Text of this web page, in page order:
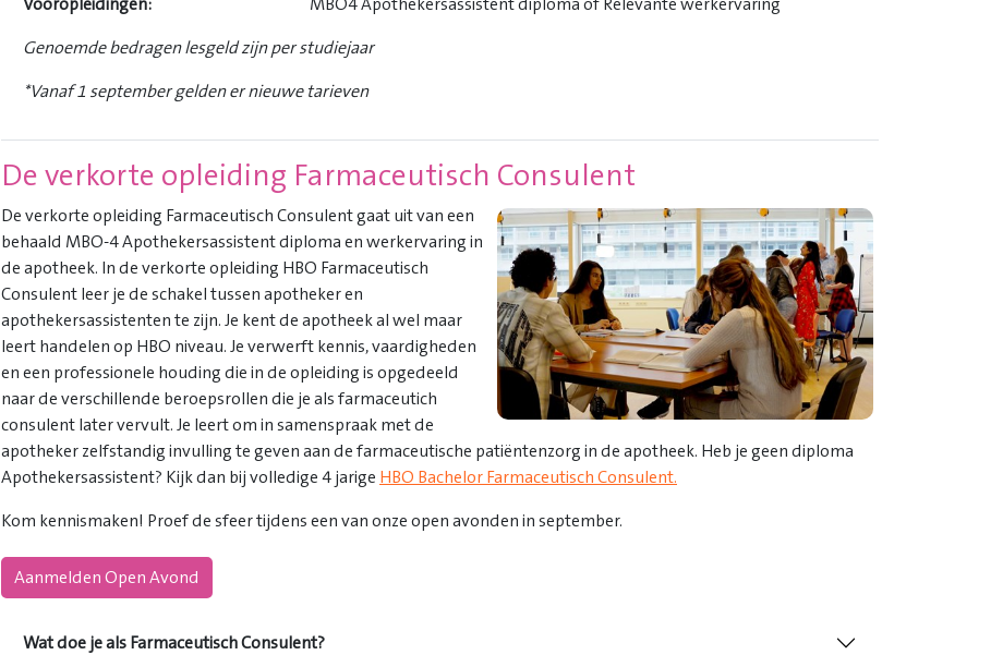
Vooropleidingen:
MBO4 Apothekersassistent diploma of Relevante werkervaring
Genoemde bedragen lesgeld zijn per studiejaar
*Vanaf 1 september gelden er nieuwe tarieven
De verkorte opleiding Farmaceutisch Consulent
De verkorte opleiding Farmaceutisch Consulent gaat uit van een
behaald MBO-4 Apothekersassistent diploma en werkervaring in
de apotheek. In de verkorte opleiding HBO Farmaceutisch
Consulent leer je de schakel tussen apotheker en
apothekersassistenten te zijn. Je kent de apotheek al wel maar
leert handelen op HBO niveau. Je verwerft kennis, vaardigheden
en een professionele houding die in de opleiding is opgedeeld
naar de verschillende beroepsrollen die je als farmaceutich
consulent later vervult. Je leert om in samenspraak met de
apotheker zelfstandig invulling te geven aan de farmaceutische patiëntenzorg in de apotheek. Heb je geen diploma
Apothekersassistent? Kijk dan bij volledige 4 jarige HBO Bachelor Farmaceutisch Consulent.
Kom kennismaken! Proef de sfeer tijdens een van onze open avonden in september.
Aanmelden Open Avond
Wat doe je als Farmaceutisch Consulent?